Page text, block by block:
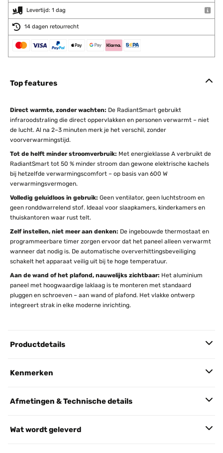
Levertijd: 1 dag
14 dagen retourrecht
Top features
Direct warmte, zonder wachten: De RadiantSmart gebruikt
infraroodstraling die direct oppervlakken en personen verwarmt – niet
de lucht. Al na 2–3 minuten merk je het verschil, zonder
voorverwarmingstijd.
Tot de helft minder stroomverbruik: Met energieklasse A verbruikt de
RadiantSmart tot 50 % minder stroom dan gewone elektrische kachels
bij hetzelfde verwarmingscomfort – op basis van 600 W
verwarmingsvermogen.
Volledig geluidloos in gebruik: Geen ventilator, geen luchtstroom en
geen ronddwarrelend stof. Ideaal voor slaapkamers, kinderkamers en
thuiskantoren waar rust telt.
Zelf instellen, niet meer aan denken: De ingebouwde thermostaat en
programmeerbare timer zorgen ervoor dat het paneel alleen verwarmt
wanneer dat nodig is. De automatische oververhittingsbeveiliging
schakelt het apparaat veilig uit bij te hoge temperatuur.
Aan de wand of het plafond, nauwelijks zichtbaar: Het aluminium
paneel met hoogwaardige laklaag is te monteren met standaard
pluggen en schroeven – aan wand of plafond. Het vlakke ontwerp
integreert strak in elke moderne inrichting.
Productdetails
Kenmerken
Afmetingen & Technische details
Wat wordt geleverd